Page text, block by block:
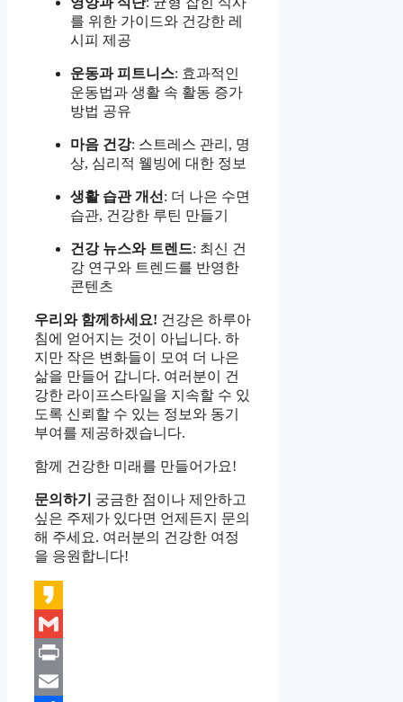
를 위한 가이드와 건강한 레
시피 제공
운동과 피트니스: 효과적인
운동법과 생활 속 활동 증가
방법 공유
마음 건강: 스트레스 관리, 명
상, 심리적 웰빙에 대한 정보
생활 습관 개선 : 더 나은 수면
습관, 건강한 루틴 만들기
건강 뉴스와 트렌드: 최신 건
강 연구와 트렌드를 반영한
콘텐츠
우리와 함께하세요! 건강은 하루아
침에 얻어지는 것이 아닙니다. 하
지만 작은 변화들이 모여 더 나은
삶을 만들어 갑니다. 여러분이 건
강한 라이프스타일을 지속할 수 있
도록 신뢰할 수 있는 정보와 동기
부여를 제공하겠습니다.
함께 건강한 미래를 만들어가요!
문의하기
궁금한 점이나 제안하고
싶은 주제가 있다면 언제든지 문의
해 주세요. 여러분의 건강한 여정
을 응원합니다!
Kakao
Gmail
Print